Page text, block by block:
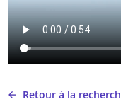
Retour à la